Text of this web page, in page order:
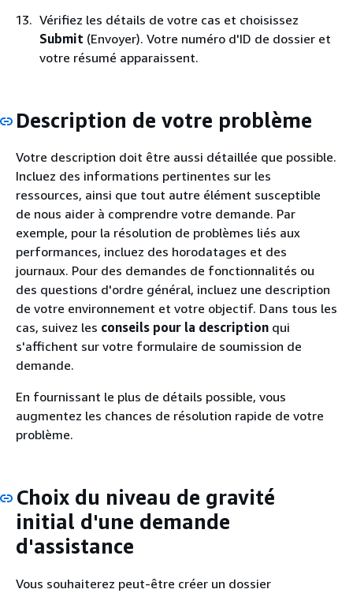
Vérifiez les détails de votre cas et choisissez
Submit (Envoyer). Votre numéro d'ID de dossier et
votre résumé apparaissent.
Description de votre problème
Votre description doit être aussi détaillée que possible.
Incluez des informations pertinentes sur les
ressources, ainsi que tout autre élément susceptible
de nous aider à comprendre votre demande. Par
exemple, pour la résolution de problèmes liés aux
performances, incluez des horodatages et des
journaux. Pour des demandes de fonctionnalités ou
des questions d'ordre général, incluez une description
de votre environnement et votre objectif. Dans tous les
cas, suivez les conseils pour la description qui
s'affichent sur votre formulaire de soumission de
demande.
En fournissant le plus de détails possible, vous
augmentez les chances de résolution rapide de votre
problème.
Choix du niveau de gravité
initial d'une demande
d'assistance
Vous souhaiterez peut-être créer un dossier